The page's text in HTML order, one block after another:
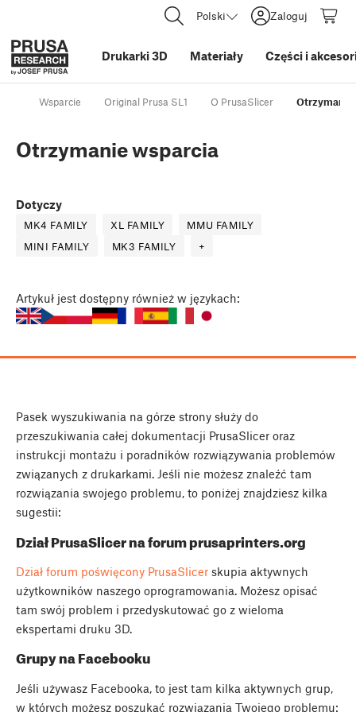
Polski Zaloguj
Drukarki 3D Materiały Części i
Wsparcie Original Prusa SL1 O PrusaSlicer Otrzymanie
Otrzymanie wsparcia
Dotyczy
MK4 FAMILY XL FAMILY
MMU FAMILY
MINI FAMILY
MK3 FAMILY +
Artykuł jest dostępny również w językach:
Pasek wyszukiwania na górze strony służy do
przeszukiwania całej dokumentacji PrusaSlicer oraz
instrukcji montażu i poradników rozwiązywania problemów
związanych z drukarkami. Jeśli nie możesz znaleźć tam
rozwiązania swojego problemu, to poniżej znajdziesz kilka
sugestii:
Dział PrusaSlicer na forum prusaprinters.org
Dział forum poświęcony PrusaSlicer skupia aktywnych
użytkowników naszego oprogramowania. Możesz opisać
tam swój problem i przedyskutować go z wieloma
ekspertami druku 3D.
Grupy na Facebooku
Jeśli używasz Facebooka, to jest tam kilka aktywnych grup,
w których możesz poszukać rozwiązania Twojego problemu: